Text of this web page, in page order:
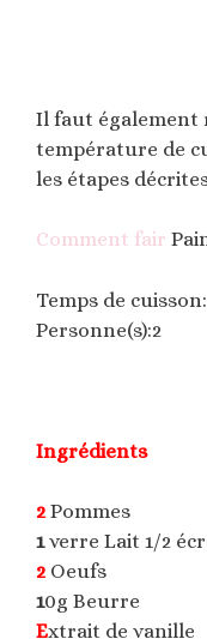
Il faut également
température de
les étapes
Comment fair
Temps de
Personne(s):2
Ingrédients
2 Pommes
1verre Lait 1/2
2 Oeufs
10g Beurre
Extrait de vanille